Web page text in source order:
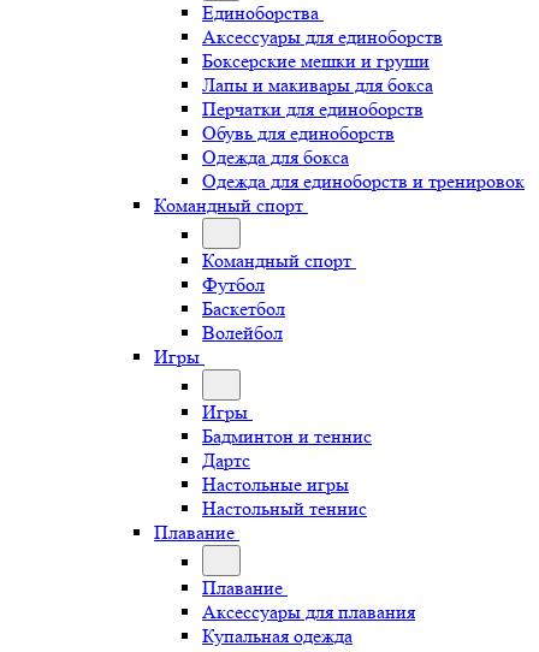
Единоборства
Аксессуары для единоборств
Боксерские мешки и груши
Лапы и макивары для бокса
Перчатки для единоборств
Обувь для единоборств
Одежда для бокса
Одежда для единоборств и тренировок
Командный спорт
Командный спорт
Футбол
Баскетбол
Волейбол
Игры
Игры
Бадминтон и теннис
Дартс
Настольные игры
Настольный теннис
Плавание
Плавание
Аксессуары для плавания
Купальная одежда